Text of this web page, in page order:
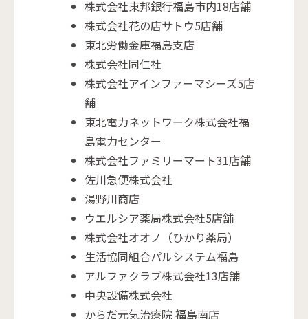
株式会社東邦銀行福島市内18店舗
株式会社花の店サトウ5店舗
東北労働金庫福島支店
株式会社同仁社
株式会社アインファーマシーズ5店
舗
東北電力ネットワーク株式会社福
島電力センター
株式会社ファミリーマート31店舗
佐川急便株式会社
湯野川商店
ウエルシア薬局株式会社5店舗
株式会社オオノ（ひかり薬局）
生活協同組合パルシステム福島
アルファクラブ株式会社13店舗
中央設備株式会社
からだ元気治療院 福島南店